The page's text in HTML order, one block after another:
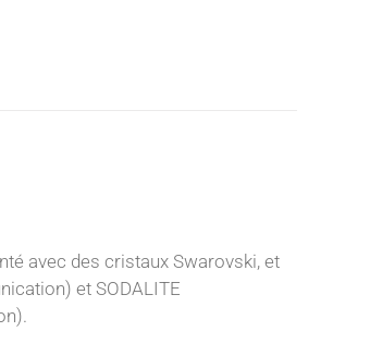
avec des cristaux Swarovski, et
et SODALITE